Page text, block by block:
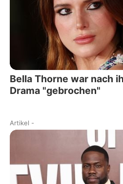
Bella Thorne war nach
Drama "gebrochen"
Artikel -